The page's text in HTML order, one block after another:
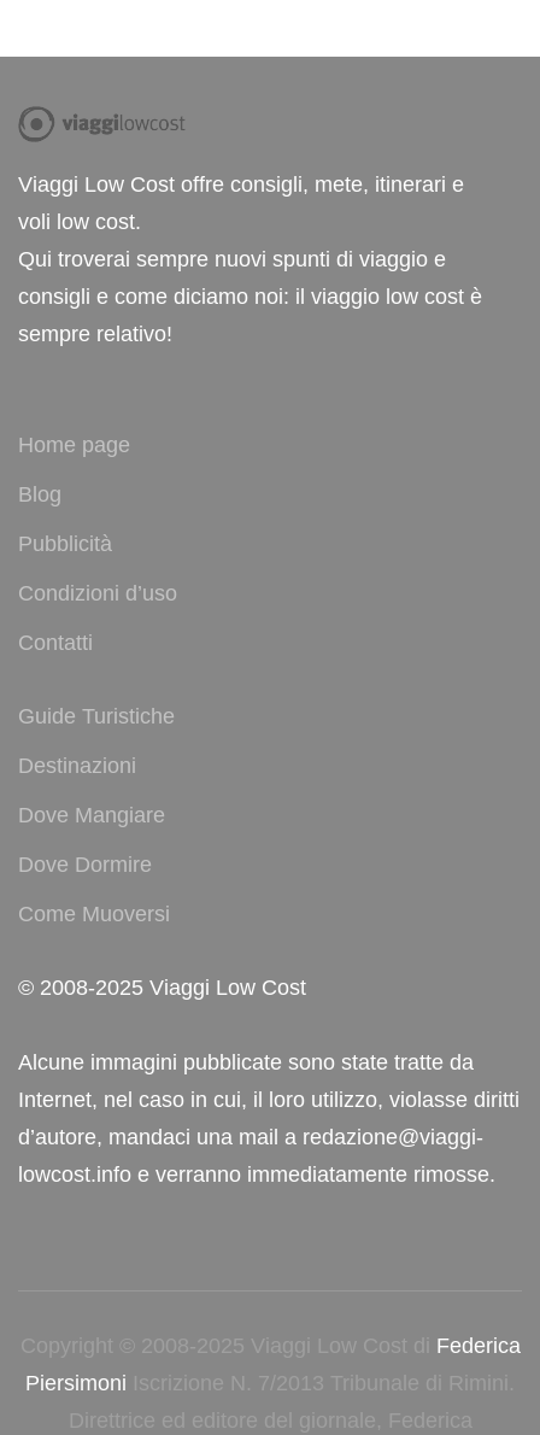
Viaggi Low Cost offre consigli, mete, itinerari e
voli low cost.
Qui troverai sempre nuovi spunti di viaggio e
consigli e come diciamo noi: il viaggio low cost è
sempre relativo!
Home page
Blog
Pubblicità
Condizioni d’uso
Contatti
Guide Turistiche
Destinazioni
Dove Mangiare
Dove Dormire
Come Muoversi
© 2008-2025 Viaggi Low Cost
Alcune immagini pubblicate sono state tratte da
Internet, nel caso in cui, il loro utilizzo, violasse diritti
d’autore, mandaci una mail a redazione@viaggi-
lowcost.info e verranno immediatamente rimosse.
Copyright © 2008-2025 Viaggi Low Cost di Federica
Piersimoni Iscrizione N. 7/2013 Tribunale di Rimini.
Direttrice ed editore del giornale, Federica